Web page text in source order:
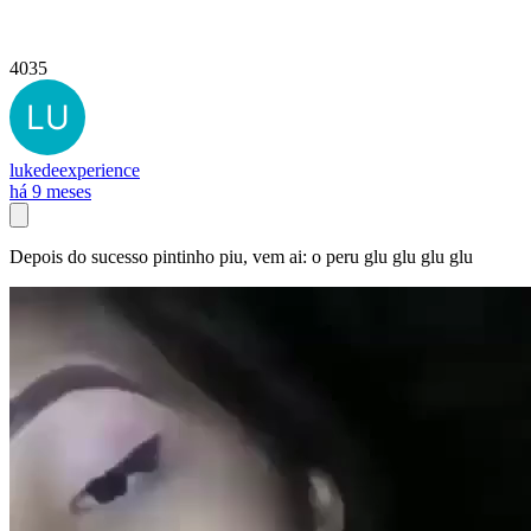
4035
lukedeexperience
há 9 meses
Depois do sucesso pintinho piu, vem ai: o peru glu glu glu glu